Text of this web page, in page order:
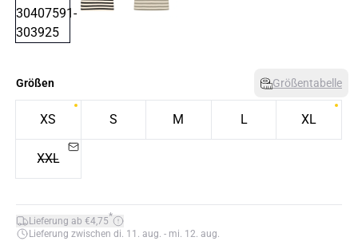
Größen Größentabelle
XS S M L XL
XXL
Lieferung ab €4,75*
Lieferung zwischen di. 11. aug. - mi. 12. aug.